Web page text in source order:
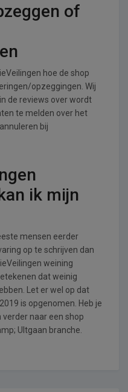
of
hoe de shop
opzeggingen. Wij
de reviews over wordt
te melden over het
bij
ik mijn
mensen eerder
op te schrijven dan
weining
dat weinig
Let er wel op dat
is opgenomen. Heb je
naar een shop
UItgaan branche.